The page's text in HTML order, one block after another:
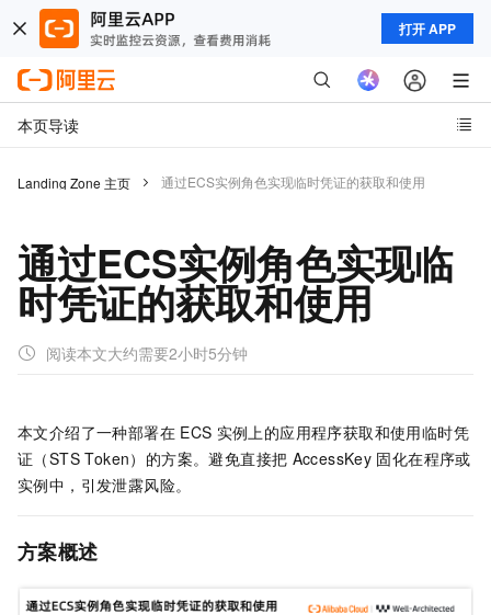
打开 APP
本页导读
Landing Zone 主页 通过ECS实例角色实现临时凭证的获取和使用
通过ECS实例角色实现临
时凭证的获取和使用
阅读本文大约需要2小时5分钟
本文介绍了一种部署在 ECS 实例上的应用程序获取和使用临时凭
证（STS Token）的方案。避免直接把 AccessKey 固化在程序或
实例中，引发泄露风险。
方案概述